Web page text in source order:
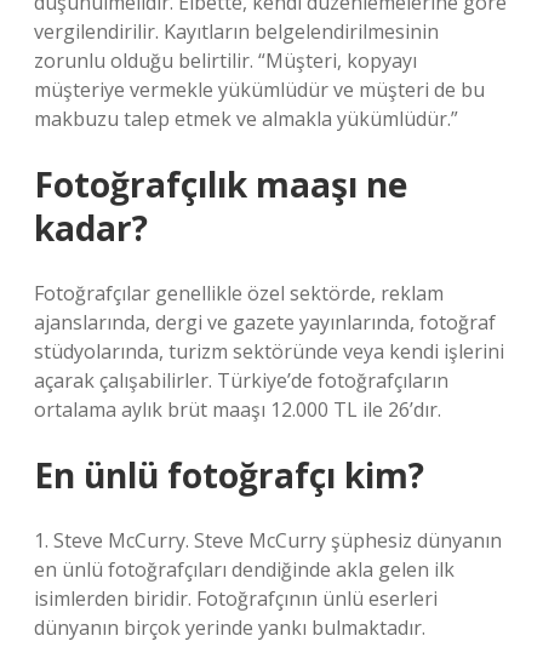
vergilendirilir. Kayıtların belgelendirilmesinin
zorunlu olduğu belirtilir. “Müşteri, kopyayı
müşteriye vermekle yükümlüdür ve müşteri de bu
makbuzu talep etmek ve almakla yükümlüdür.”
Fotoğrafçılık maaşı ne
kadar?
Fotoğrafçılar genellikle özel sektörde, reklam
ajanslarında, dergi ve gazete yayınlarında, fotoğraf
stüdyolarında, turizm sektöründe veya kendi işlerini
açarak çalışabilirler. Türkiye’de fotoğrafçıların
ortalama aylık brüt maaşı 12.000 TL ile 26’dır.
En ünlü fotoğrafçı kim?
1. Steve McCurry. Steve McCurry şüphesiz dünyanın
en ünlü fotoğrafçıları dendiğinde akla gelen ilk
isimlerden biridir. Fotoğrafçının ünlü eserleri
dünyanın birçok yerinde yankı bulmaktadır.